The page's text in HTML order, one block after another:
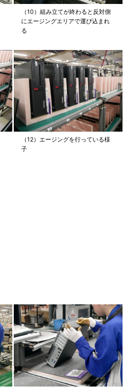
（10）組み立てが終わると反対側
にエージングエリアで運び込まれ
る
（12）エージングを行っている様
子